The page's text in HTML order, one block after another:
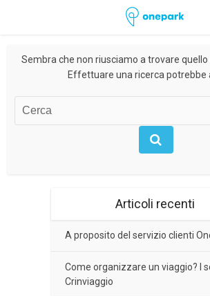
Sembra che non riusciamo a trovare quello
Effettuare una ricerca potrebbe
Articoli recenti
A proposito del servizio clienti
Come organizzare un viaggio? I
Crinviaggio